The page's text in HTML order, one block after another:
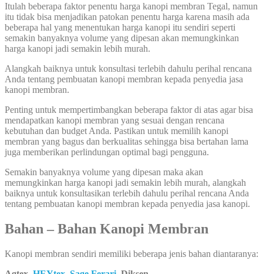
Itulah beberapa faktor penentu harga kanopi membran Tegal, namun
itu tidak bisa menjadikan patokan penentu harga karena masih ada
beberapa hal yang menentukan harga kanopi itu sendiri seperti
semakin banyaknya volume yang dipesan akan memungkinkan
harga kanopi jadi semakin lebih murah.
Alangkah baiknya untuk konsultasi terlebih dahulu perihal rencana
Anda tentang pembuatan kanopi membran kepada penyedia jasa
kanopi membran.
Penting untuk mempertimbangkan beberapa faktor di atas agar bisa
mendapatkan kanopi membran yang sesuai dengan rencana
kebutuhan dan budget Anda. Pastikan untuk memilih kanopi
membran yang bagus dan berkualitas sehingga bisa bertahan lama
juga memberikan perlindungan optimal bagi pengguna.
Semakin banyaknya volume yang dipesan maka akan
memungkinkan harga kanopi jadi semakin lebih murah, alangkah
baiknya untuk konsultasikan terlebih dahulu perihal rencana Anda
tentang pembuatan kanopi membran kepada penyedia jasa kanopi.
Bahan – Bahan Kanopi Membran
Kanopi membran sendiri memiliki beberapa jenis bahan diantaranya: